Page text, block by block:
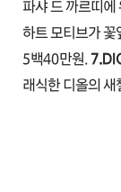
파샤 드 까르띠
하트 모티브가 꽃
5백40만원. 7.
래식한 디올의 새